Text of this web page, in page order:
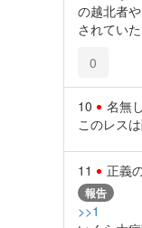
の越北者
されていた
0
10 名無し
このレス
11 正義
報告
>>1